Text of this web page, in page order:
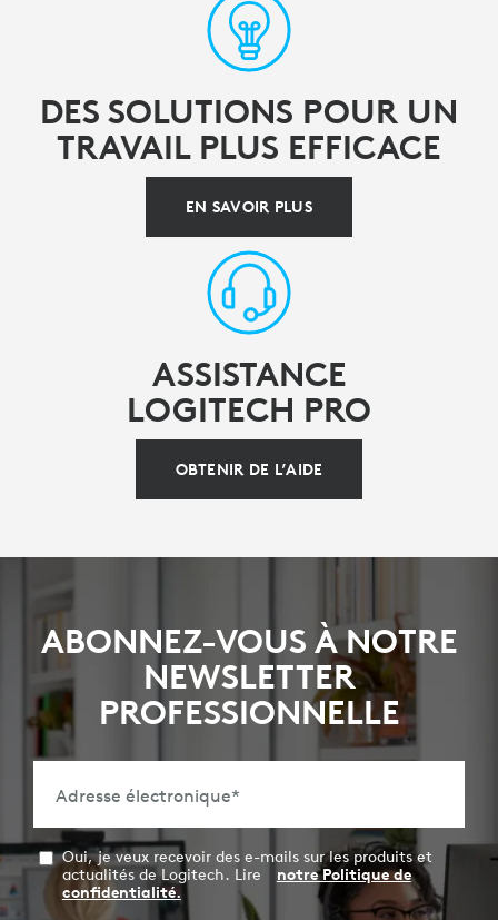
DES SOLUTIONS POUR UN
TRAVAIL PLUS EFFICACE
EN SAVOIR PLUS
ASSISTANCE
LOGITECH PRO
OBTENIR DE L’AIDE
ABONNEZ-VOUS À NOTRE
NEWSLETTER
PROFESSIONNELLE
Adresse électronique*
Oui, je veux recevoir des e-mails sur les produits et
actualités de Logitech. Lire
notre Politique de
confidentialité.